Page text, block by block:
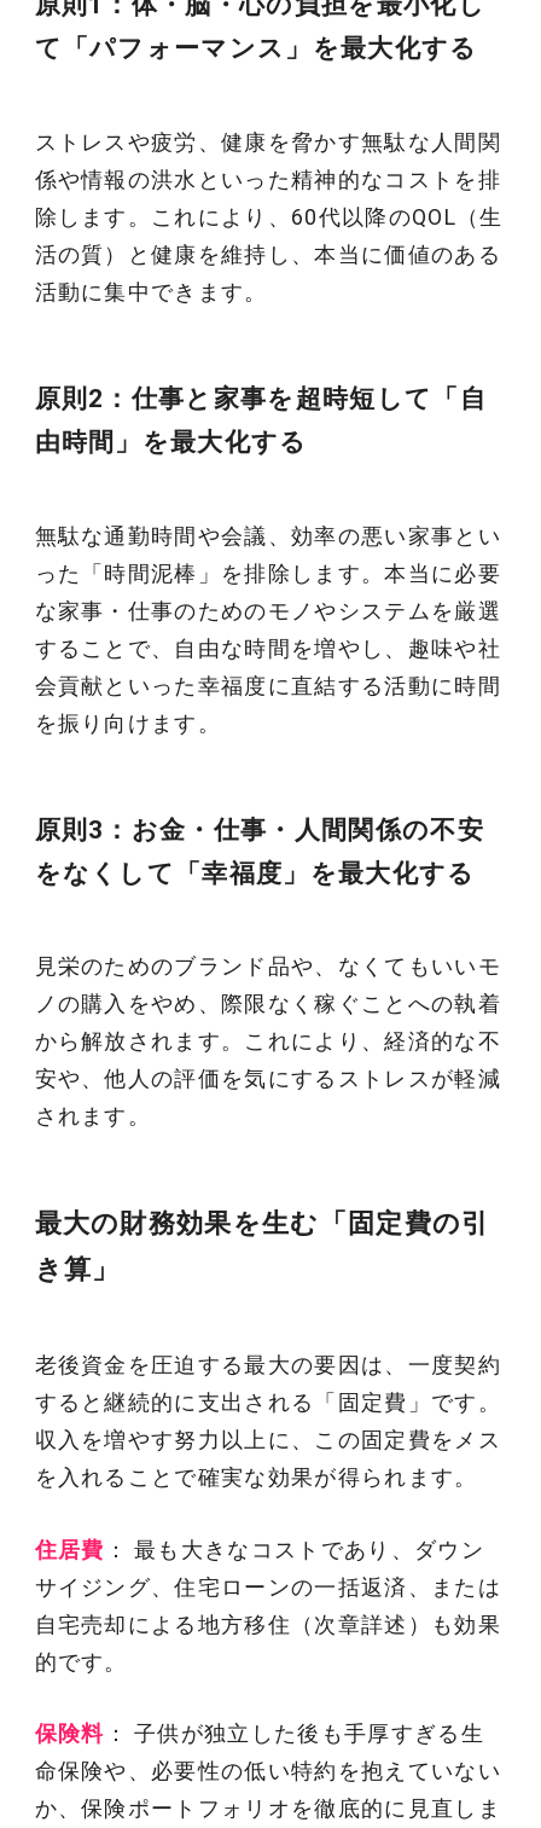
て「パフォーマンス」を最大化する
ストレスや疲労、健康を脅かす無駄な人間関
係や情報の洪水といった精神的なコストを排
除します。これにより、60代以降のQOL（生
活の質）と健康を維持し、本当に価値のある
活動に集中できます。
原則2：仕事と家事を超時短して「自
由時間」を最大化する
無駄な通勤時間や会議、効率の悪い家事とい
った「時間泥棒」を排除します。本当に必要
な家事・仕事のためのモノやシステムを厳選
することで、自由な時間を増やし、趣味や社
会貢献といった幸福度に直結する活動に時間
を振り向けます。
原則3：お金・仕事・人間関係の不安
をなくして「幸福度」を最大化する
見栄のためのブランド品や、なくてもいいモ
ノの購入をやめ、際限なく稼ぐことへの執着
から解放されます。これにより、経済的な不
安や、他人の評価を気にするストレスが軽減
されます。
最大の財務効果を生む「固定費の引
き算」
老後資金を圧迫する最大の要因は、一度契約
すると継続的に支出される「固定費」です。
収入を増やす努力以上に、この固定費をメス
を入れることで確実な効果が得られます。
住居費 ： 最も大きなコストであり、ダウン
サイジング、住宅ローンの一括返済、または
自宅売却による地方移住（次章詳述）も効果
的です。
保険料 ： 子供が独立した後も手厚すぎる生
命保険や、必要性の低い特約を抱えていない
か、保険ポートフォリオを徹底的に見直しま